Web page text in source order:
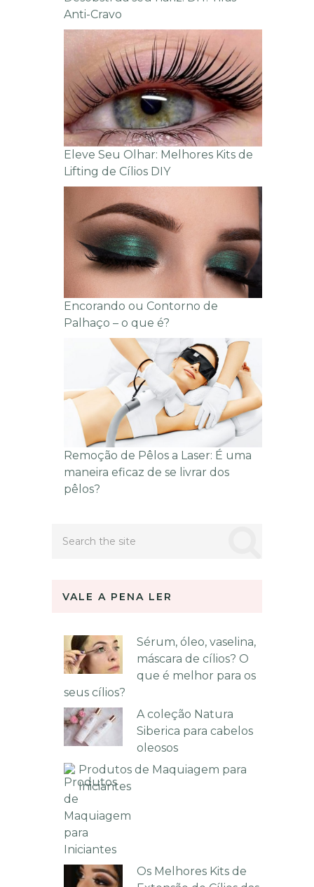
Anti-Cravo
Eleve Seu Olhar: Melhores Kits de
Lifting de Cílios DIY
Encorando ou Contorno de
Palhaço – o que é?
Remoção de Pêlos a Laser: É uma
maneira eficaz de se livrar dos
pêlos?
VALE A PENA LER
Sérum, óleo, vaselina,
máscara de cílios? O
que é melhor para os
seus cílios?
A coleção Natura
Siberica para cabelos
oleosos
Produtos de Maquiagem para
Iniciantes
Os Melhores Kits de